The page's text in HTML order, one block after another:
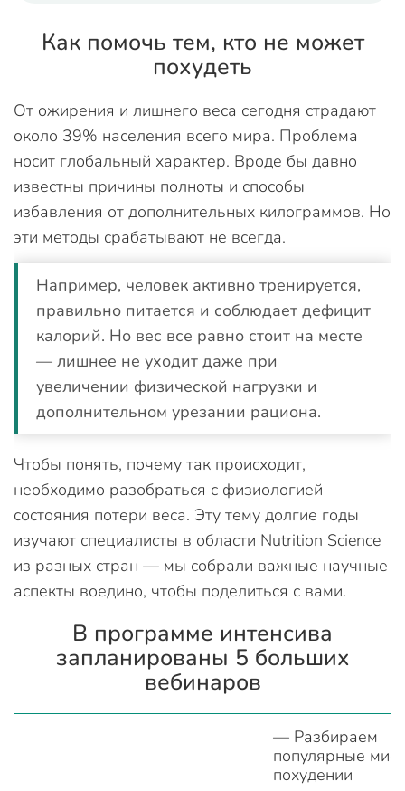
Как помочь тем, кто не может
похудеть
От ожирения и лишнего веса сегодня страдают
около 39% населения всего мира. Проблема
носит глобальный характер. Вроде бы давно
известны причины полноты и способы
избавления от дополнительных килограммов. Но
эти методы срабатывают не всегда.
Например, человек активно тренируется,
правильно питается и соблюдает дефицит
калорий. Но вес все равно стоит на месте
— лишнее не уходит даже при
увеличении физической нагрузки и
дополнительном урезании рациона.
Чтобы понять, почему так происходит,
необходимо разобраться с физиологией
состояния потери веса. Эту тему долгие годы
изучают специалисты в области Nutrition Science
из разных стран — мы собрали важные научные
аспекты воедино, чтобы поделиться с вами.
В программе интенсива
запланированы 5 больших
вебинаров
— Разбираем
популярные
похудении